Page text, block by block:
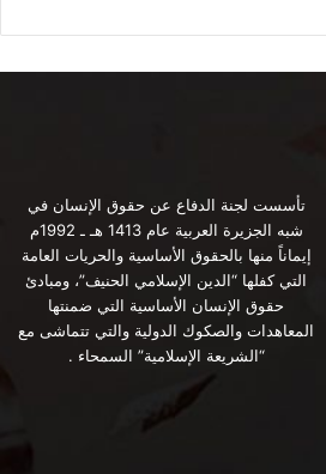
تأسست لجنة الدفاع عن حقوق الإنسان في
شبه الجزيرة العربية عام 1413 هـ ـ 1992م
إيماناً منها بالحقوق الأساسية والحريات العامة
التي كفلها “الدين الإسلامي الحنيف”، ومبادئ
حقوق الإنسان الأساسية التي ضمنتها
المعاهدات والصكوك الدولية والتي تتماشى مع
“الشريعة الإسلامية” السمحاء .